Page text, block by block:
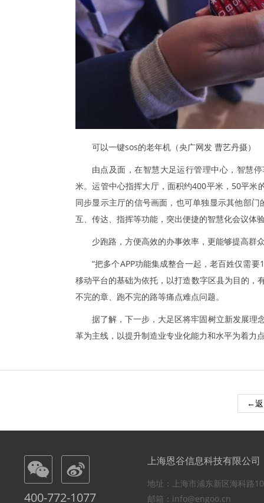
可以一键sos的老年机（央广网发 曹艺丹摄）
由点及面，在智慧大足运行管理中心，智慧
米。运管中心指挥大厅，面积约400平米，50平米
同步显示主厅的信号画面，也可单独显示其他部
互、传达、指挥等功能，突出便捷的智慧化会议体
少跑路，方便高效的办事效率，更能够提高群
“把多个APP功能集成整合一起，老百姓仅需
移动平台的基础为依托，以打造数字区县为目的，
不完的章、跑不完的路等痛点难点问题。
据了解，下一步，大足区将牢固树立新发展理
革为主线，以提升制造业专业化能力和水平为着力
←
400-772-1077
上海恩谷信息科技有限公司
地址：上海市浦东新区海科路
邮箱：info@engoo.cn